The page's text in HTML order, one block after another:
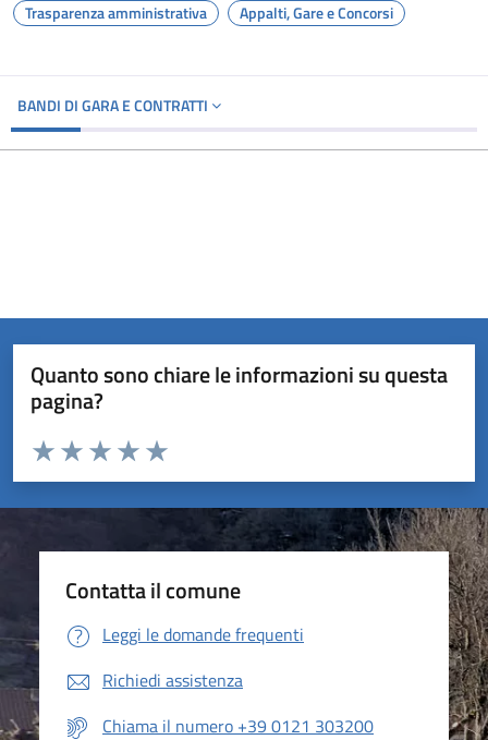
Trasparenza amministrativa Appalti, Gare e Concorsi
BANDI DI GARA E CONTRATTI
Quanto sono chiare le informazioni su questa
pagina?
Valuta da 1 a 5 stelle la pagina
Valuta 5 stelle su 5
Valuta 4 stelle su 5
Valuta 3 stelle su 5
Valuta 2 stelle su 5
Valuta 1 stelle su 5
Contatta il comune
Leggi le domande frequenti
Richiedi assistenza
Chiama il numero +39 0121 303200